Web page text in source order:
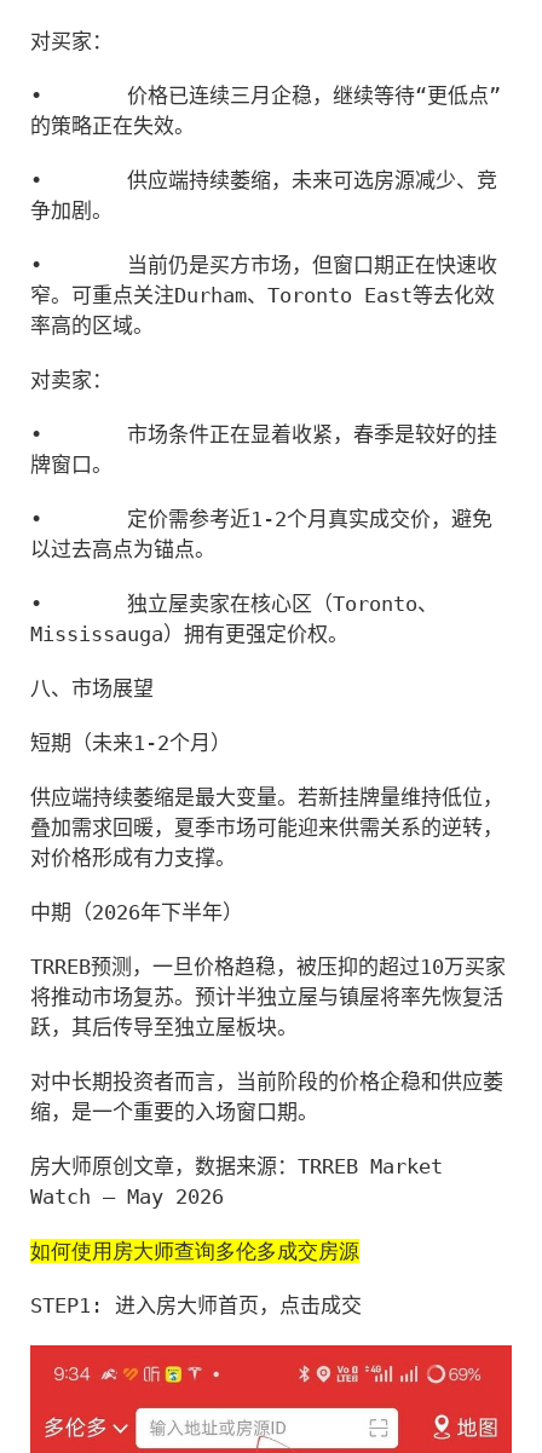
对买家：
•
价格已连续三月企稳，继续等待“更低点”
的策略正在失效。
•
供应端持续萎缩，未来可选房源减少、竞
争加剧。
•
当前仍是买方市场，但窗口期正在快速收
窄。可重点关注Durham、Toronto East等去化效
率高的区域。
对卖家：
•
市场条件正在显着收紧，春季是较好的挂
牌窗口。
•
定价需参考近1-2个月真实成交价，避免
以过去高点为锚点。
•
独立屋卖家在核心区（Toronto、
Mississauga）拥有更强定价权。
八、市场展望
短期（未来1-2个月）
供应端持续萎缩是最大变量。若新挂牌量维持低位，
叠加需求回暖，夏季市场可能迎来供需关系的逆转，
对价格形成有力支撑。
中期（2026年下半年）
TRREB预测，一旦价格趋稳，被压抑的超过10万买家
将推动市场复苏。预计半独立屋与镇屋将率先恢复活
跃，其后传导至独立屋板块。
对中长期投资者而言，当前阶段的价格企稳和供应萎
缩，是一个重要的入场窗口期。
房大师原创文章，数据来源：TRREB Market
Watch — May 2026
如何使用房大师查询多伦多成交房源
STEP1: 进入房大师首页，点击成交